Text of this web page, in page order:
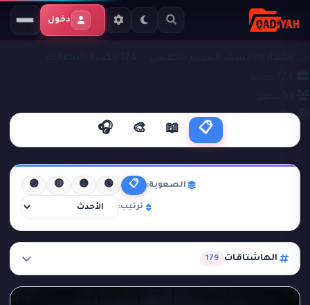
دخول
ملفات التحقيق قضايا جنائية
42.7%
📋
📖
🎨
🎧
الصعوبة: 📋
🟢
🟡
🔴
🟣
ترتيب:
الهاشتاقات 179